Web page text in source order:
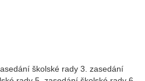
školské rady 3. zasedání